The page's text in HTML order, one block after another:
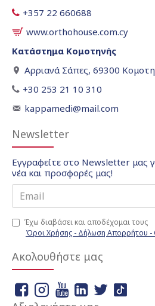
+357 22 660688
www.orthohouse.com.cy
Κατάστημα Κομοτηνής
Αρριανά Σάπες, 69300
+30 253 21 10 310
kappamedi@mail.com
Newsletter
Εγγραφείτε στο Newsletter μας
νέα και προσφορές μας!
Έχω διαβάσει και αποδέχομαι τους
Όροι Χρήσης - Δήλωση Απορρήτου -
Ακολουθήστε μας